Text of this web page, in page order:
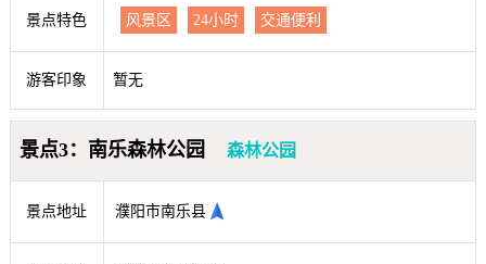
景点特色 风景区 24小时 交通便利
游客印象 暂无
景点3：南乐森林公园 森林公园
景点地址 濮阳市南乐县